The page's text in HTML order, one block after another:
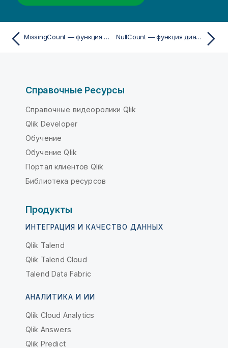
MissingCount — функция диаграммы NullCount — функция диаграммы
Справочные Ресурсы
Справочные видеоролики Qlik
Qlik Developer
Обучение
Обучение Qlik
Портал клиентов Qlik
Библиотека ресурсов
Продукты
ИНТЕГРАЦИЯ И КАЧЕСТВО ДАННЫХ
Qlik Talend
Qlik Talend Cloud
Talend Data Fabric
АНАЛИТИКА И ИИ
Qlik Cloud Analytics
Qlik Answers
Qlik Predict